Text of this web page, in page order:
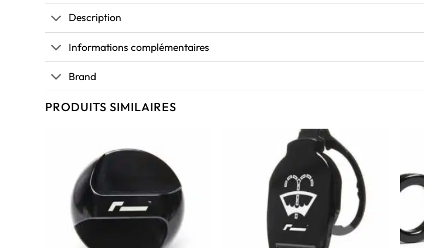
Description
Informations complémentaires
Brand
PRODUITS SIMILAIRES